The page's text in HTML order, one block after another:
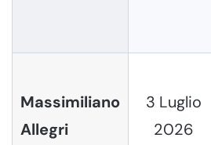
Massimiliano
Allegri
3 Luglio
2026